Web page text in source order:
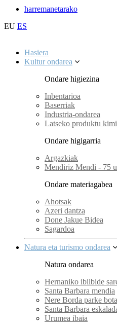
harremanetarako
EU ES
Hasiera
Kultur ondarea
Ondare higiezina
Inbentarioa
Baserriak
Industria-ondarea
Latseko produktu
Ondare higigarria
Argazkiak
Mendiriz Mendi - 75
Ondare materiagabea
Ahotsak
Azeri dantza
Done Jakue Bidea
Sagardoa
Natura eta turismo ondarea
Natura ondarea
Hernaniko ibilbide
Santa Barbara mendia
Nere Borda parke
Santa Barbara
Urumea ibaia